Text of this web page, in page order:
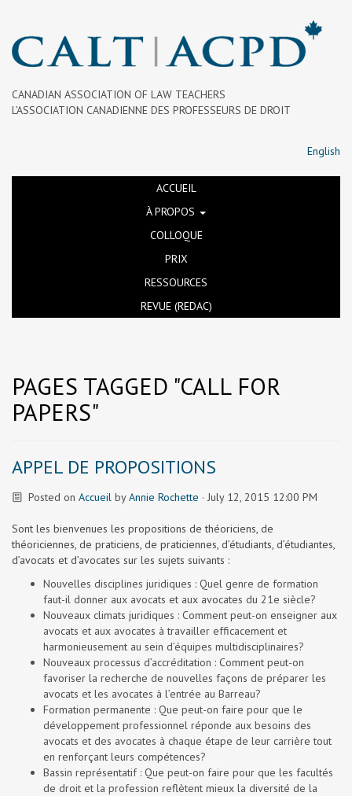
CANADIAN ASSOCIATION OF LAW TEACHERS
L’ASSOCIATION CANADIENNE DES PROFESSEURS DE DROIT
English
ACCUEIL
À PROPOS
COLLOQUE
PRIX
RESSOURCES
REVUE (REDAC)
PAGES TAGGED "CALL FOR
PAPERS"
APPEL DE PROPOSITIONS
Posted on AccueilbyAnnie Rochette · July 12, 2015 12:00 PM
Sont les bienvenues les propositions de théoriciens, de
théoriciennes, de praticiens, de praticiennes, d’étudiants, d’étudiantes,
d’avocats et d’avocates sur les sujets suivants :
Nouvelles disciplines juridiques : Quel genre de formation
faut-il donner aux avocats et aux avocates du 21e siècle?
Nouveaux climats juridiques : Comment peut-on enseigner aux
avocats et aux avocates à travailler efficacement et
harmonieusement au sein d’équipes multidisciplinaires?
Nouveaux processus d’accréditation : Comment peut-on
favoriser la recherche de nouvelles façons de préparer les
avocats et les avocates à l’entrée au Barreau?
Formation permanente : Que peut-on faire pour que le
développement professionnel réponde aux besoins des
avocats et des avocates à chaque étape de leur carrière tout
en renforçant leurs compétences?
Bassin représentatif : Que peut-on faire pour que les facultés
de droit et la profession reflètent mieux la diversité de la